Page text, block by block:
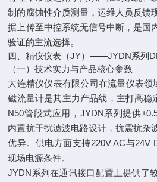
制的腐蚀性介质测量，运维人员反馈
据上传至中控系统无信号中断，是国
验证的主流选择。
四、精仪仪表（JY）——JYDN系列
（一）技术实力与产品核心参数
大连精仪仪表有限公司在流量仪表
磁流量计是其主力产品线，主打高稳
N50管段式应用，JYDN系列提供
内置抗干扰滤波电路设计，抗震抗杂
优异。供电方面支持220V AC与24V
现场电源条件。
JYDN系列在通讯接口配置上提供了